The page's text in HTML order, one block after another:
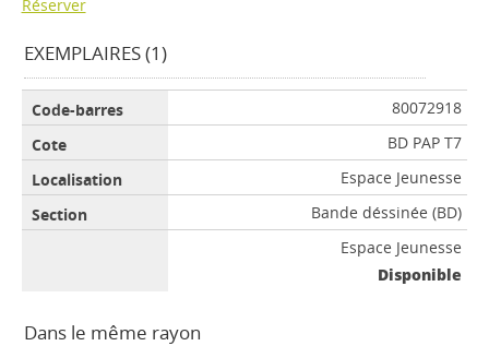
Réserver
EXEMPLAIRES (1)
80072918
BD PAP T7
Espace Jeunesse
Bande déssinée (BD)
Espace Jeunesse
Disponible
Dans le même rayon